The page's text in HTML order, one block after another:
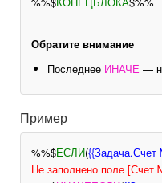
Обратите внимание
Последнее ИНАЧЕ —
Пример
%%$ЕСЛИ(
Не заполнено поле [Счет